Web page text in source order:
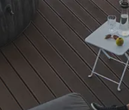
Trusted Shops
4,81/ 5
25.957 Bewertungen